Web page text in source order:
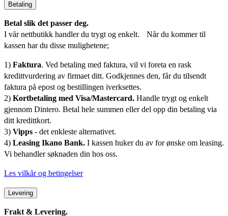
Betaling
Betal slik det passer deg.
I vår nettbutikk handler du trygt og enkelt. Når du kommer til
kassen har du disse mulighetene;
1) Faktura. Ved betaling med faktura, vil vi foreta en rask
kredittvurdering av firmaet ditt. Godkjennes den, får du tilsendt
faktura på epost og bestillingen iverksettes.
2) Kortbetaling med Visa/Mastercard. Handle trygt og enkelt
gjennom Dintero. Betal hele summen eller del opp din betaling via
ditt kredittkort.
3) Vipps - det enkleste alternativet.
4) Leasing Ikano Bank. I kassen huker du av for ønske om leasing.
Vi behandler søknaden din hos oss.
Les vilkår og betingelser
Levering
Frakt & Levering.